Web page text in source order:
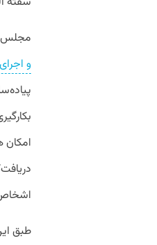
مجلس در آذر ماه ۹۸
و
امکان
طبق